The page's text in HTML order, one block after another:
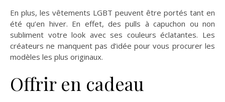
En plus, les vêtements LGBT peuvent être portés tant en
été qu’en hiver. En effet, des pulls à capuchon ou non
subliment votre look avec ses couleurs éclatantes. Les
créateurs ne manquent pas d’idée pour vous procurer les
modèles les plus originaux.
Offrir en cadeau